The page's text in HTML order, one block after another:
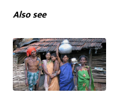
Also see